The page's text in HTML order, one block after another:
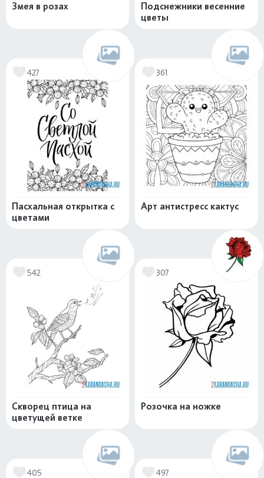
Змея в розах
Подснежники весенние
цветы
427
Пасхальная открытка с
цветами
361
Арт антистресс кактус
542
Скворец птица на
цветущей ветке
307
Розочка на ножке
405 497